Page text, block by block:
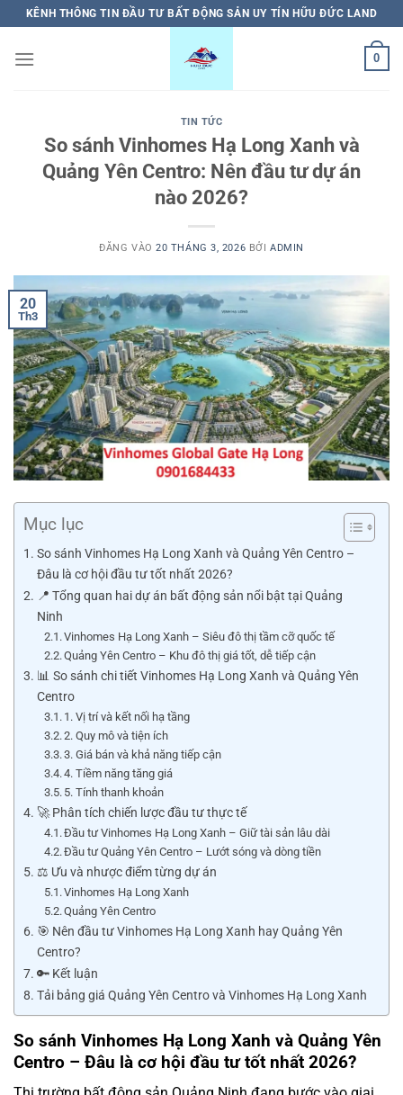
qua
nội
KÊNH THÔNG TIN ĐẦU TƯ BẤT ĐỘNG SẢN UY TÍN HỮU ĐỨC LAND
0
TIN TỨC
So sánh Vinhomes Hạ Long Xanh và
Quảng Yên Centro: Nên đầu tư dự án
nào 2026?
ĐĂNG VÀO20 THÁNG 3, 2026 BỞI ADMIN
20
Th3
Mục lục
So sánh Vinhomes Hạ Long Xanh và Quảng Yên Centro –
Đâu là cơ hội đầu tư tốt nhất 2026?
📍 Tổng quan hai dự án bất động sản nổi bật tại Quảng
Ninh
Vinhomes Hạ Long Xanh – Siêu đô thị tầm cỡ quốc tế
Quảng Yên Centro – Khu đô thị giá tốt, dễ tiếp cận
📊 So sánh chi tiết Vinhomes Hạ Long Xanh và Quảng Yên
Centro
1. Vị trí và kết nối hạ tầng
2. Quy mô và tiện ích
3. Giá bán và khả năng tiếp cận
4. Tiềm năng tăng giá
5. Tính thanh khoản
🚀 Phân tích chiến lược đầu tư thực tế
Đầu tư Vinhomes Hạ Long Xanh – Giữ tài sản lâu dài
Đầu tư Quảng Yên Centro – Lướt sóng và dòng tiền
⚖️ Ưu và nhược điểm từng dự án
Vinhomes Hạ Long Xanh
Quảng Yên Centro
🎯 Nên đầu tư Vinhomes Hạ Long Xanh hay Quảng Yên
Centro?
🔑 Kết luận
Tải bảng giá Quảng Yên Centro và Vinhomes Hạ Long Xanh
So sánh Vinhomes Hạ Long Xanh và Quảng Yên
Centro – Đâu là cơ hội đầu tư tốt nhất 2026?